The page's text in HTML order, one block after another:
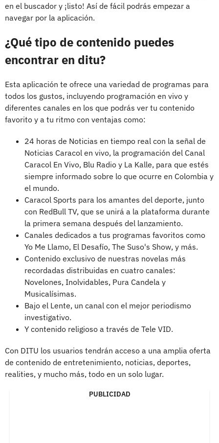
en el buscador y ¡listo! Así de fácil podrás empezar a
navegar por la aplicación.
¿Qué tipo de contenido puedes
encontrar en ditu?
Esta aplicación te ofrece una variedad de programas para
todos los gustos, incluyendo programación en vivo y
diferentes canales en los que podrás ver tu contenido
favorito y a tu ritmo con ventajas como:
24 horas de Noticias en tiempo real con la señal de
Noticias Caracol en vivo, la programación del Canal
Caracol En Vivo, Blu Radio y La Kalle, para que estés
siempre informado sobre lo que ocurre en Colombia y
el mundo.
Caracol Sports para los amantes del deporte, junto
con RedBull TV, que se unirá a la plataforma durante
la primera semana después del lanzamiento.
Canales dedicados a tus programas favoritos como
Yo Me Llamo, El Desafío, The Suso's Show, y más.
Contenido exclusivo de nuestras novelas más
recordadas distribuidas en cuatro canales:
Novelones, Inolvidables, Pura Candela y
Musicalísimas.
Bajo el Lente, un canal con el mejor periodismo
investigativo.
Y contenido religioso a través de Tele VID.
Con DITU los usuarios tendrán acceso a una amplia oferta
de contenido de entretenimiento, noticias, deportes,
realities, y mucho más, todo en un solo lugar.
PUBLICIDAD